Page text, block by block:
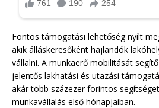
Fontos támogatási lehetőség nyílt
akik álláskeresőként hajlandók
vállalni. A munkaerő mobilitását
jelentős lakhatási és utazási
akár több százezer forintos
munkavállalás első hónapjaiban.